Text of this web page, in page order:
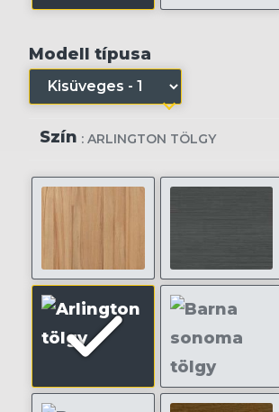
Modell típusa
Szín : ARLINGTON TÖLGY